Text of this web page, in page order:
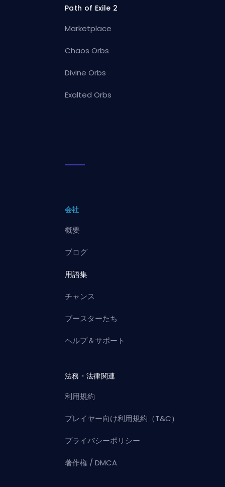
Path of Exile 2
Marketplace
Chaos Orbs
Divine Orbs
Exalted Orbs
会社
概要
ブログ
用語集
チャンス
ブースターたち
ヘルプ＆サポート
法務・法律関連
利用規約
プレイヤー向け利用規約（T&C）
プライバシーポリシー
著作権 / DMCA